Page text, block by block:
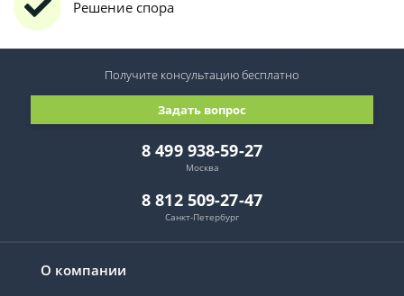
Решение спора
О компании
8 499 938-59-27
Москва
8 812 509-27-47
Санкт-Петербург
Задать вопрос
Получите консультациюбесплатно